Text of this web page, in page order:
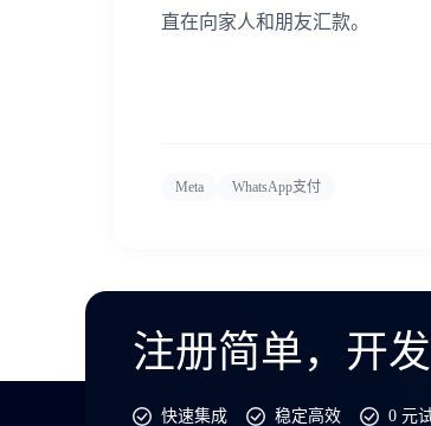
直在向家人和朋友汇款。
Meta WhatsApp支付
注册简单，开发
快速集成 稳定高效 0 元